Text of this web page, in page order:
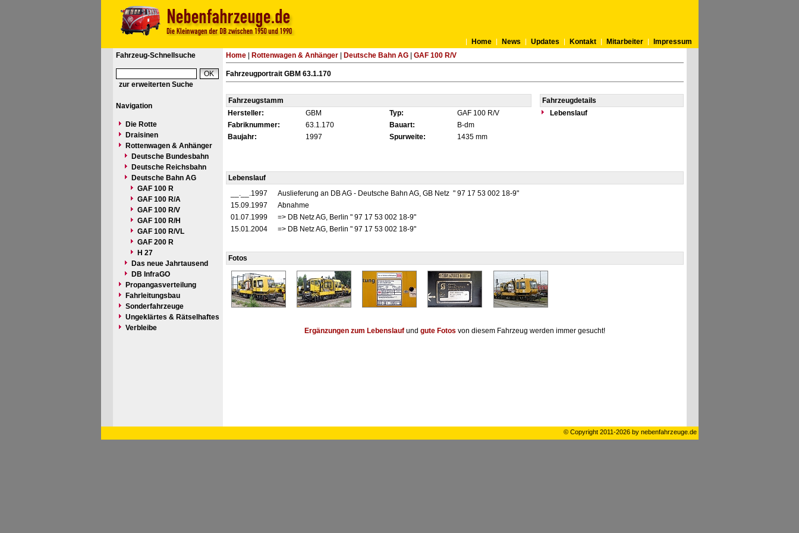
Home News Updates Kontakt Mitarbeiter
Impressum
Fahrzeug-Schnellsuche
zur erweiterten Suche
Navigation
Die Rotte
Draisinen
Rottenwagen & Anhänger
Deutsche Bundesbahn
Deutsche Reichsbahn
Deutsche Bahn AG
GAF 100 R
GAF 100 R/A
GAF 100 R/V
GAF 100 R/H
GAF 100 R/VL
GAF 200 R
H 27
Das neue Jahrtausend
DB InfraGO
Propangasverteilung
Fahrleitungsbau
Sonderfahrzeuge
Ungeklärtes & Rätselhaftes
Verbleibe
Home| Rottenwagen & Anhänger| Deutsche Bahn AG| GAF 100 R/V
Fahrzeugportrait GBM 63.1.170
Fahrzeugstamm
Fahrzeugdetails
Hersteller:
GBM Typ: GAF 100 R/V
Lebenslauf
Fabriknummer:
63.1.170 Bauart:
B-dm
Baujahr:
1997 Spurweite: 1435 mm
Lebenslauf
__.__.1997
Auslieferung an DB AG - Deutsche Bahn AG, GB Netz " 97 17 53 002 18-9"
15.09.1997
Abnahme
01.07.1999
=> DB Netz AG, Berlin " 97 17 53 002 18-9"
15.01.2004
=> DB Netz AG, Berlin " 97 17 53 002 18-9"
Fotos
Ergänzungen zum Lebenslaufund gute Fotos von diesem Fahrzeug werden immer gesucht!
© Copyright 2011-2026 by nebenfahrzeuge.de